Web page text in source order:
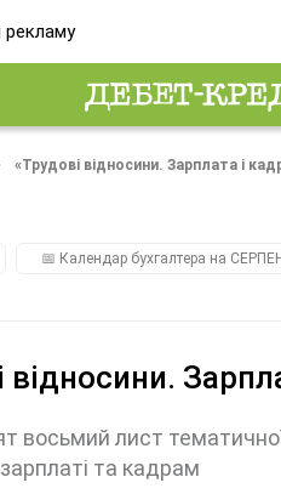
рекламу
«Трудові відносини. Зарплата і
📅 Календар бухгалтера на
відносини.
восьмий лист
та кадрам